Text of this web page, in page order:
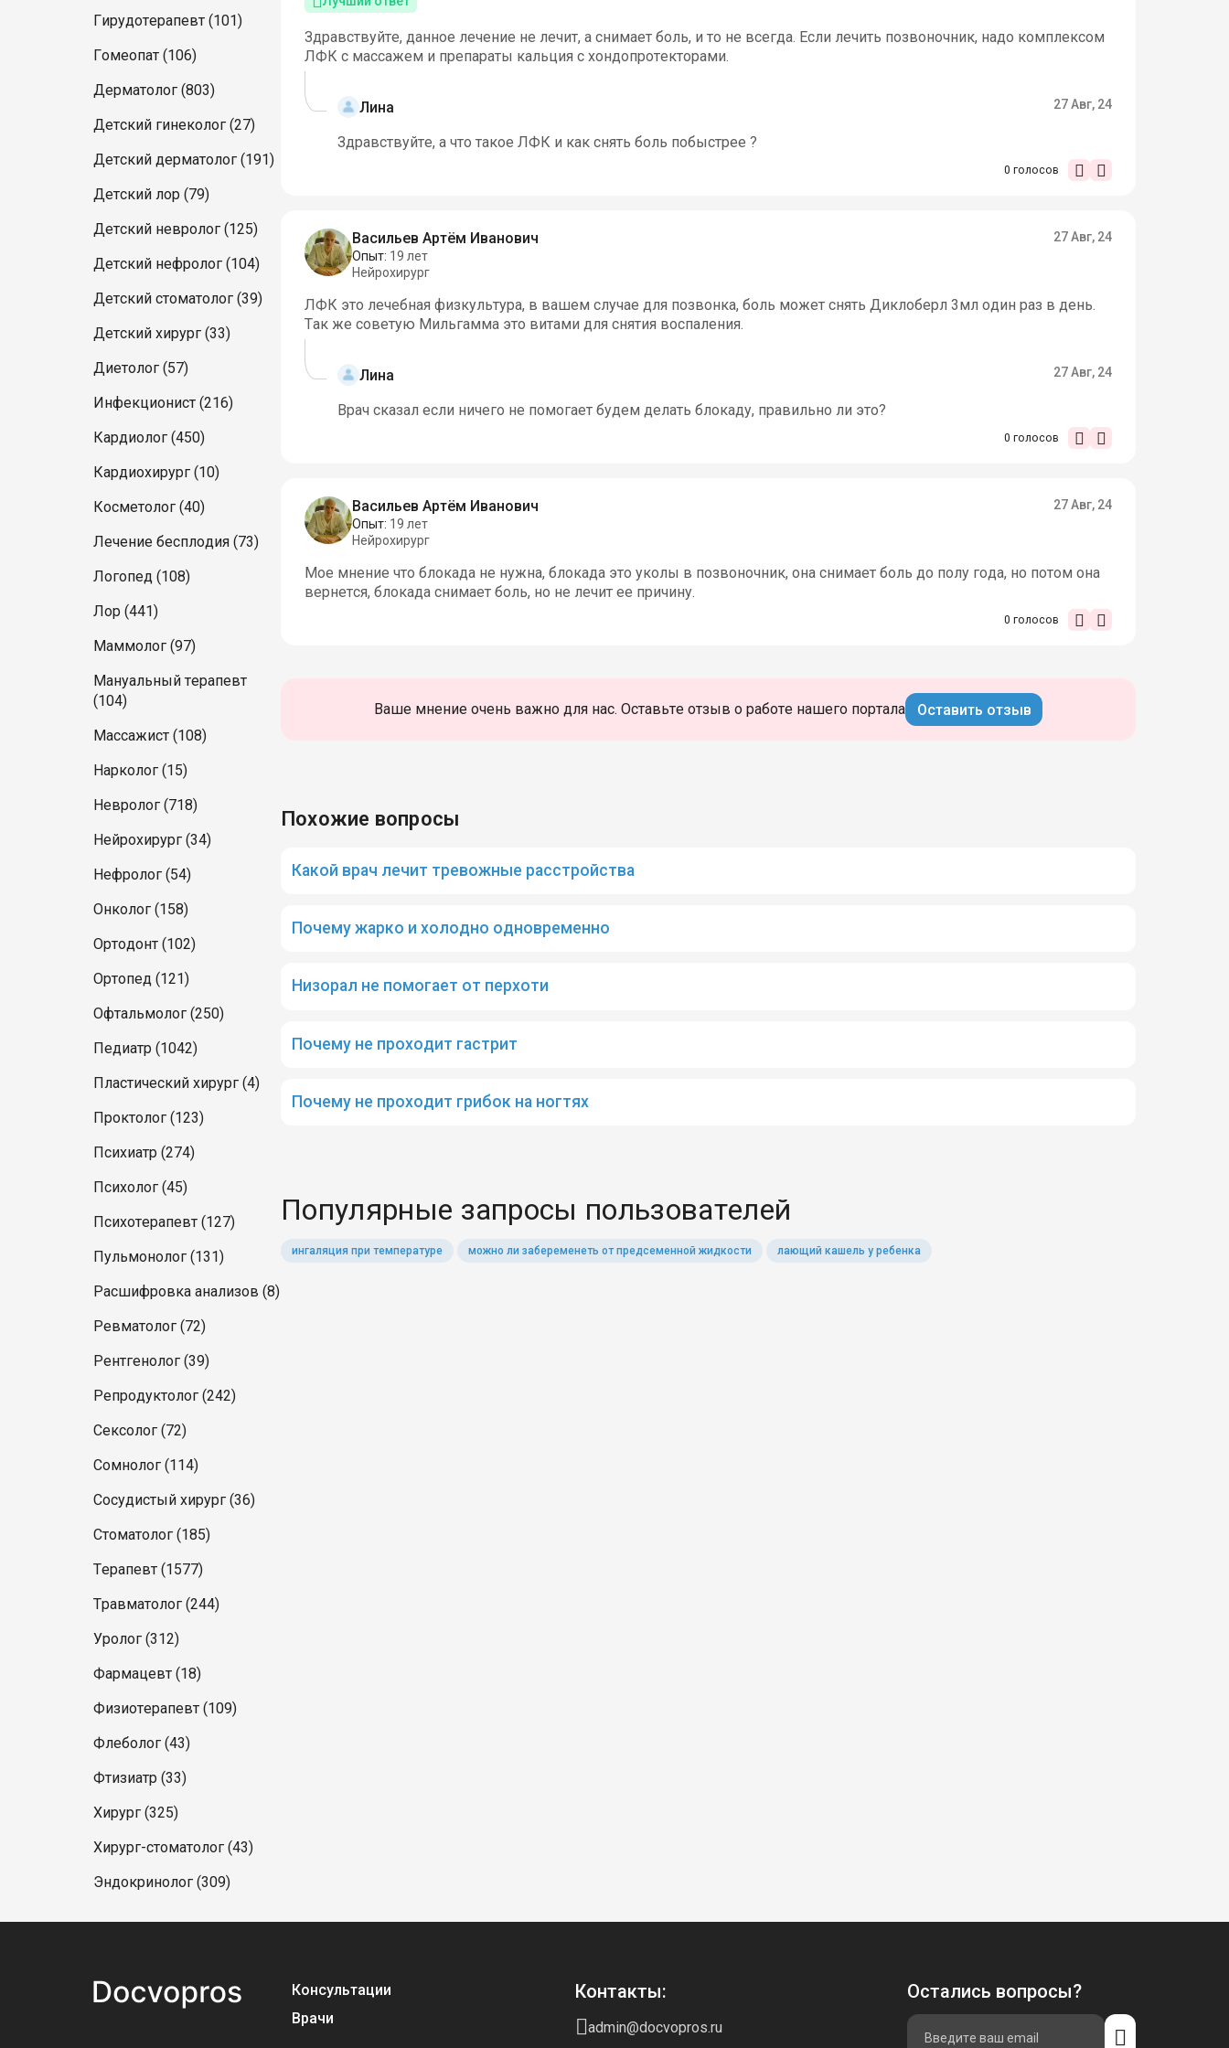
Гирудотерапевт (101)
Гомеопат (106)
Дерматолог (803)
Детский гинеколог (27)
Детский дерматолог (191)
Детский лор (79)
Детский невролог (125)
Детский нефролог (104)
Детский стоматолог (39)
Детский хирург (33)
Диетолог (57)
Инфекционист (216)
Кардиолог (450)
Кардиохирург (10)
Косметолог (40)
Лечение бесплодия (73)
Логопед (108)
Лор (441)
Маммолог (97)
Мануальный терапевт
(104)
Массажист (108)
Нарколог (15)
Невролог (718)
Нейрохирург (34)
Нефролог (54)
Онколог (158)
Ортодонт (102)
Ортопед (121)
Офтальмолог (250)
Педиатр (1042)
Пластический хирург (4)
Проктолог (123)
Психиатр (274)
Психолог (45)
Психотерапевт (127)
Пульмонолог (131)
Расшифровка анализов (8)
Ревматолог (72)
Рентгенолог (39)
Репродуктолог (242)
Сексолог (72)
Сомнолог (114)
Сосудистый хирург (36)
Стоматолог (185)
Терапевт (1577)
Травматолог (244)
Уролог (312)
Фармацевт (18)
Физиотерапевт (109)
Флеболог (43)
Фтизиатр (33)
Хирург (325)
Хирург-стоматолог (43)
Эндокринолог (309)
Здравствуйте, данное лечение не лечит, а снимает боль, и то не всегда. Если лечить позвоночник, надо комплексом
ЛФК с массажем и препараты кальция с хондопротекторами.
Лина 27 Авг, 24
Здравствуйте, а что такое ЛФК и как снять боль побыстрее ?
0 голосов
Васильев Артём Иванович
Опыт: 19 лет
Нейрохирург
27 Авг, 24
ЛФК это лечебная физкультура, в вашем случае для позвонка, боль может снять Диклоберл 3мл один раз в день.
Так же советую Мильгамма это витами для снятия воспаления.
Лина 27 Авг, 24
Врач сказал если ничего не помогает будем делать блокаду, правильно ли это?
0 голосов
Васильев Артём Иванович
Опыт: 19 лет
Нейрохирург
27 Авг, 24
Мое мнение что блокада не нужна, блокада это уколы в позвоночник, она снимает боль до полу года, но потом она
вернется, блокада снимает боль, но не лечит ее причину.
0 голосов
Ваше мнение очень важно для нас. Оставьте отзыв о работе нашего портала Оставить отзыв
Похожие вопросы
Какой врач лечит тревожные расстройства
Почему жарко и холодно одновременно
Низорал не помогает от перхоти
Почему не проходит гастрит
Почему не проходит грибок на ногтях
Популярные запросы пользователей
ингаляция при температуре можно ли забеременеть от предсеменной жидкости лающий кашель у ребенка
Консультации
Врачи
Контакты:
admin@docvopros.ru
Остались вопросы?